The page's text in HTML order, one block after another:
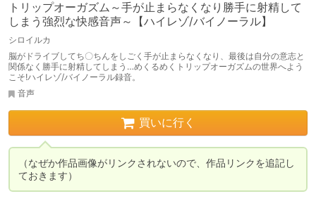
トリップオーガズム～手が止まらなくなり勝手に射精して
しまう強烈な快感音声～【ハイレゾ/バイノーラル】
シロイルカ
脳がドライブしてち〇ちんをしごく手が止まらなくなり、最後は自分の意志と
関係なく勝手に射精してしまう…めくるめくトリップオーガズムの世界へよう
こそ!ハイレゾ/バイノーラル録音。
音声
買いに行く
（なぜか作品画像がリンクされないので、作品リンクを追記し